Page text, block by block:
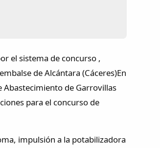
el sistema de concurso ,
de Alcántara (Cáceres)En
Abastecimiento de Garrovillas
para el concurso de
impulsión a la potabilizadora